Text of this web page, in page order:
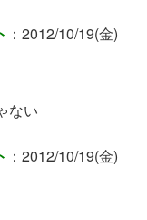
：2012/10/19(金)
ない
：2012/10/19(金)